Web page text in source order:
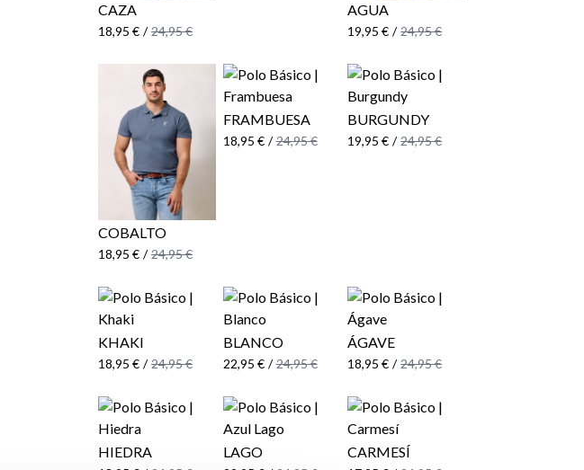
CAZA
18,95 € / 24,95 €
AGUA
19,95 € / 24,95 €
COBALTO
18,95 € / 24,95 €
FRAMBUESA
18,95 € / 24,95 €
BURGUNDY
19,95 € / 24,95 €
KHAKI
18,95 € / 24,95 €
BLANCO
22,95 € / 24,95 €
ÁGAVE
18,95 € / 24,95 €
HIEDRA LAGO CARMESÍ